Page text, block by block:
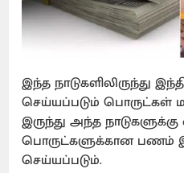
இந்த நாடுகளிலிருந்து
செய்யப்படும் பொருட்கள்
இருந்து அந்த
பொருட்களுக்கான பணம்
செய்யப்படும்.